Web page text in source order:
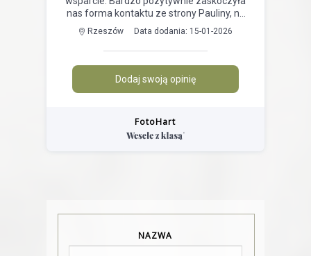
FotoHart
NAZWA